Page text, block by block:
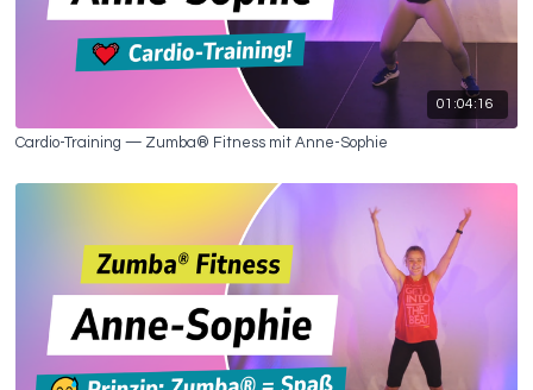
01:04:16
Cardio-Training — Zumba® Fitness mit Anne-Sophie